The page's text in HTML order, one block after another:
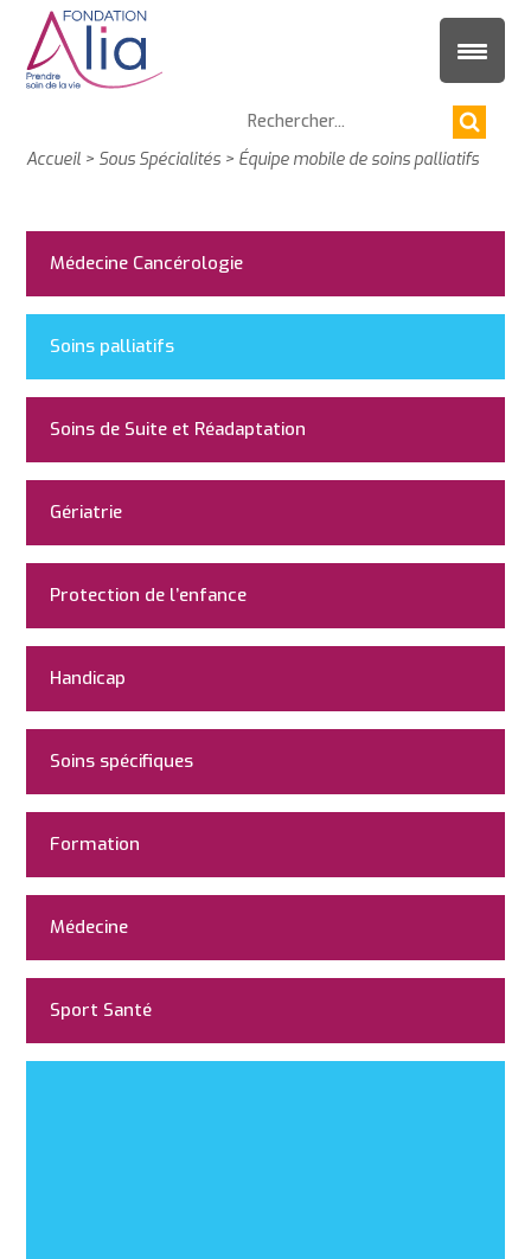
Accueil > Sous Spécialités > Équipe mobile de soins palliatifs
Médecine Cancérologie
Soins palliatifs
Soins de Suite et Réadaptation
Gériatrie
Protection de l’enfance
Handicap
Soins spécifiques
Formation
Médecine
Sport Santé